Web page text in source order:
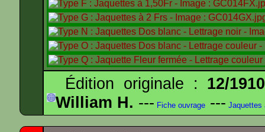
Édition originale : 12/1910
William H. --- Fiche ouvrage --- Jaquettes